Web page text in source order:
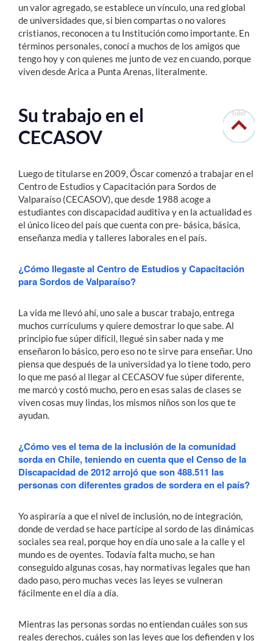
un valor agregado, se establece un vínculo, una red global
de universidades que, si bien compartas o no valores
cristianos, reconocen a tu Institución como importante. En
términos personales, conocí a muchos de los amigos que
tengo hoy y con quienes me junto de vez en cuando, porque
viven desde Arica a Punta Arenas, literalmente.
Su trabajo en el
CECASOV
subir
Luego de titularse en 2009, Óscar comenzó a trabajar en el
Centro de Estudios y Capacitación para Sordos de
Valparaíso (CECASOV), que desde 1988 acoge a
estudiantes con discapacidad auditiva y en la actualidad es
el único liceo del país que cuenta con pre- básica, básica,
enseñanza media y talleres laborales en el país.
¿Cómo llegaste al Centro de Estudios y Capacitación
para Sordos de Valparaíso?
La vida me llevó ahí, uno sale a buscar trabajo, entrega
muchos currículums y quiere demostrar lo que sabe. Al
principio fue súper difícil, llegué sin saber nada y me
enseñaron lo básico, pero eso no te sirve para enseñar. Uno
piensa que después de la universidad ya lo tiene todo, pero
lo que me pasó al llegar al CECASOV fue súper diferente,
me marcó y costó mucho, pero en esas salas de clases se
viven cosas muy lindas, los mismos niños son los que te
ayudan.
¿Cómo ves el tema de la inclusión de la comunidad
sorda en Chile, teniendo en cuenta que el Censo de la
Discapacidad de 2012 arrojó que son 488.511 las
personas con diferentes grados de sordera en el país?
Yo aspiraría a que el nivel de inclusión, no de integración,
donde de verdad se hace partícipe al sordo de las dinámicas
sociales sea real, porque hoy en día uno sale a la calle y el
mundo es de oyentes. Todavía falta mucho, se han
conseguido algunas cosas, hay normativas legales que han
dado paso, pero muchas veces las leyes se vulneran
fácilmente en el día a día.
Mientras las personas sordas no entiendan cuáles son sus
reales derechos, cuáles son las leyes que los defienden y los